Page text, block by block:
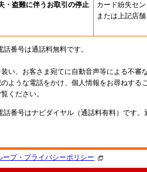
・盗難に伴うお取引の停止
カード紛失セ
または上記店舗
番号は通話料無料です。
い、お客さま宛てに自動音声等による不審
ような電話をかけ、個人情報をお尋ねする
ください。
番号はナビダイヤル（通話料有料）です
ープ・プライバシーポリシー